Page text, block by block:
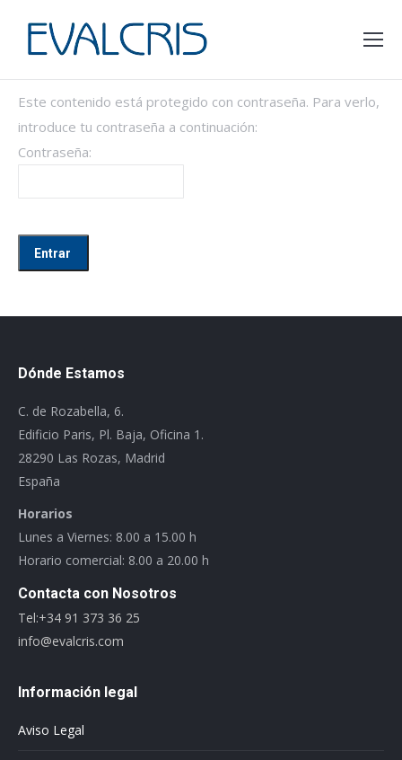
Este contenido está protegido con contraseña. Para verlo,
introduce tu contraseña a continuación:
Contraseña:
Dónde Estamos
C. de Rozabella, 6.
Edificio Paris, Pl. Baja, Oficina 1.
28290 Las Rozas, Madrid
España
Horarios
Lunes a Viernes: 8.00 a 15.00 h
Horario comercial: 8.00 a 20.00 h
Contacta con Nosotros
Tel:+34 91 373 36 25
info@evalcris.com
Información legal
Aviso Legal